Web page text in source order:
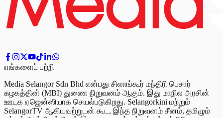
எங்களைப் பற்றி
Media Selangor Sdn Bhd என்பது சிலாங்கூர் மந்திரி பெசார்
கழகத்தின் (MBI) துணை நிறுவனம் ஆகும். இது மாநில அரசின்
ஊடக ஏஜென்ஸியாக செயல்படுகிறது. Selangorkini மற்றும்
SelangorTV ஆகியவற்றுடன் கூட, இந்த நிறுவனம் சீனம், தமிழும்